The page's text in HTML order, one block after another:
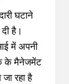
घटाने
है।
में अपनी
के मैनेजमेंट
रहा है